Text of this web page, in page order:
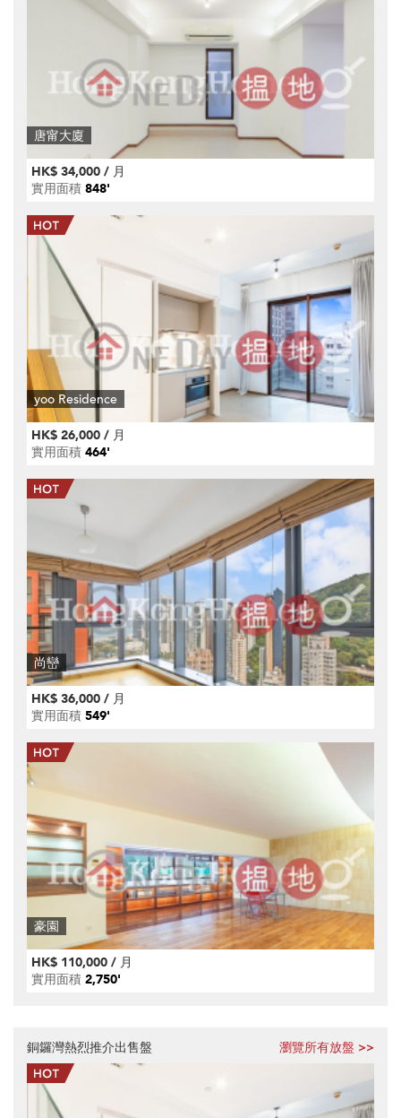
唐甯大廈
HK$ 34,000 / 月
實用面積 848'
yoo Residence
HK$ 26,000 / 月
實用面積 464'
尚巒
HK$ 36,000 / 月
實用面積 549'
豪園
HK$ 110,000 / 月
實用面積 2,750'
銅鑼灣熱烈推介出售盤 瀏覽所有放盤 >>